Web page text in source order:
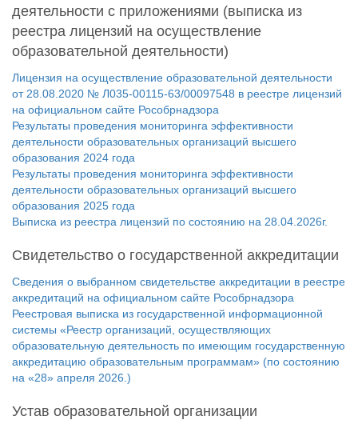
деятельности с приложениями (выписка из
реестра лицензий на осуществление
образовательной деятельности)
Лицензия на осуществление образовательной деятельности
от 28.08.2020 № Л035-00115-63/00097548 в реестре лицензий
на официальном сайте Рособрнадзора
Результаты проведения мониторинга эффективности
деятельности образовательных организаций высшего
образования 2024 года
Результаты проведения мониторинга эффективности
деятельности образовательных организаций высшего
образования 2025 года
Выписка из реестра лицензий по состоянию на 28.04.2026г.
Свидетельство о государственной аккредитации
Сведения о выбранном свидетельстве аккредитации в реестре
аккредитаций на официальном сайте Рособрнадзора
Реестровая выписка из государственной информационной
системы «Реестр организаций, осуществляющих
образовательную деятельность по имеющим государственную
аккредитацию образовательным программам» (по состоянию
на «28» апреля 2026.)
Устав образовательной организации